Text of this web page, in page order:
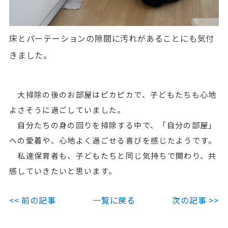
床とパーテーションの隙間に汚れがあることにも気付
きました。
大掃除の後のお部屋はピカピカで、子どもたちも心地
よさそうに過ごしていました。
自分たちの身の回りを掃除する中で、「自分の部屋」
への愛着や、心地よく過ごせる喜びを感じたようです。
私達保育者も、子どもたちと同じ気持ちで関わり、共
感していきたいと思います。
<< 前の記事 一覧に戻る 次の記事 >>